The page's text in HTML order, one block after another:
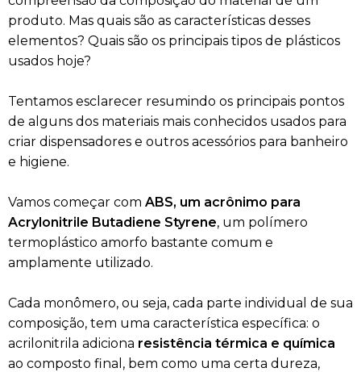
produto. Mas quais são as características desses
elementos? Quais são os principais tipos de plásticos
usados ​​hoje?
Tentamos esclarecer resumindo os principais pontos
de alguns dos materiais mais conhecidos usados ​​para
criar dispensadores e outros acessórios para banheiro
e higiene.
Vamos começar com ABS, um acrônimo para
Acrylonitrile Butadiene Styrene, um polímero
termoplástico amorfo bastante comum e
amplamente utilizado.
Cada monômero, ou seja, cada parte individual de sua
composição, tem uma característica específica: o
acrilonitrila adiciona resistência térmica e química
ao composto final, bem como uma certa dureza,